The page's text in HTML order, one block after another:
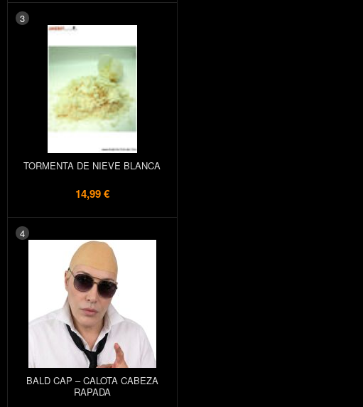
3
TORMENTA DE NIEVE BLANCA
14,99 €
4
BALD CAP – CALOTA CABEZA
RAPADA